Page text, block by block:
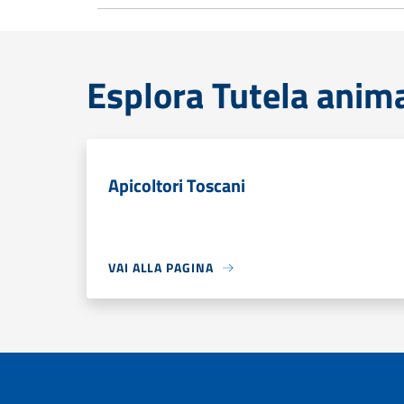
Esplora Tutela
Apicoltori Toscani
VAI ALLA PAGINA